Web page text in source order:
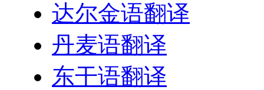
达尔金语翻译
丹麦语翻译
东干语翻译